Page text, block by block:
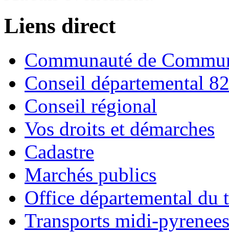
Liens direct
Communauté de
Conseil départemental 82
Conseil régional
Vos droits et démarches
Cadastre
Marchés publics
Office départemental du
Transports midi-pyrenees